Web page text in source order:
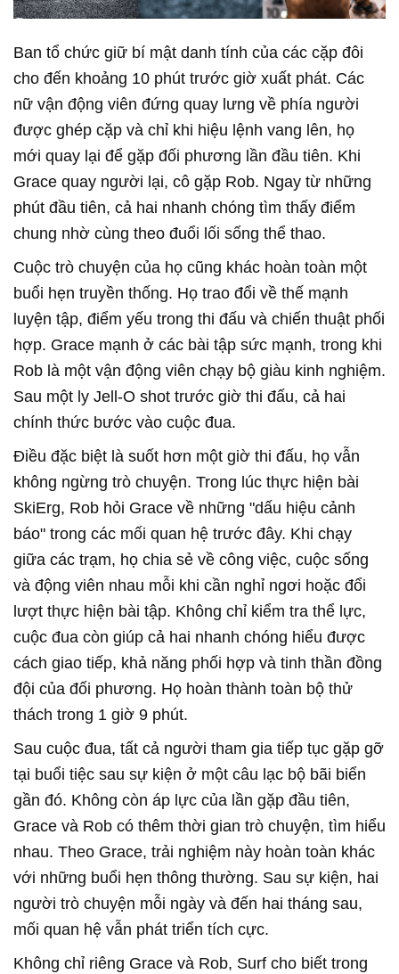
Ban tổ chức giữ bí mật danh tính của các cặp đôi
cho đến khoảng 10 phút trước giờ xuất phát. Các
nữ vận động viên đứng quay lưng về phía người
được ghép cặp và chỉ khi hiệu lệnh vang lên, họ
mới quay lại để gặp đối phương lần đầu tiên. Khi
Grace quay người lại, cô gặp Rob. Ngay từ những
phút đầu tiên, cả hai nhanh chóng tìm thấy điểm
chung nhờ cùng theo đuổi lối sống thể thao.
Cuộc trò chuyện của họ cũng khác hoàn toàn một
buổi hẹn truyền thống. Họ trao đổi về thế mạnh
luyện tập, điểm yếu trong thi đấu và chiến thuật phối
hợp. Grace mạnh ở các bài tập sức mạnh, trong khi
Rob là một vận động viên chạy bộ giàu kinh nghiệm.
Sau một ly Jell-O shot trước giờ thi đấu, cả hai
chính thức bước vào cuộc đua.
Điều đặc biệt là suốt hơn một giờ thi đấu, họ vẫn
không ngừng trò chuyện. Trong lúc thực hiện bài
SkiErg, Rob hỏi Grace về những "dấu hiệu cảnh
báo" trong các mối quan hệ trước đây. Khi chạy
giữa các trạm, họ chia sẻ về công việc, cuộc sống
và động viên nhau mỗi khi cần nghỉ ngơi hoặc đổi
lượt thực hiện bài tập. Không chỉ kiểm tra thể lực,
cuộc đua còn giúp cả hai nhanh chóng hiểu được
cách giao tiếp, khả năng phối hợp và tinh thần đồng
đội của đối phương. Họ hoàn thành toàn bộ thử
thách trong 1 giờ 9 phút.
Sau cuộc đua, tất cả người tham gia tiếp tục gặp gỡ
tại buổi tiệc sau sự kiện ở một câu lạc bộ bãi biển
gần đó. Không còn áp lực của lần gặp đầu tiên,
Grace và Rob có thêm thời gian trò chuyện, tìm hiểu
nhau. Theo Grace, trải nghiệm này hoàn toàn khác
với những buổi hẹn thông thường. Sau sự kiện, hai
người trò chuyện mỗi ngày và đến hai tháng sau,
mối quan hệ vẫn phát triển tích cực.
Không chỉ riêng Grace và Rob, Surf cho biết trong